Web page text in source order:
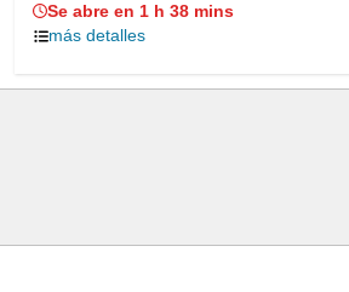
Se abre en 1 h 38 mins
más detalles